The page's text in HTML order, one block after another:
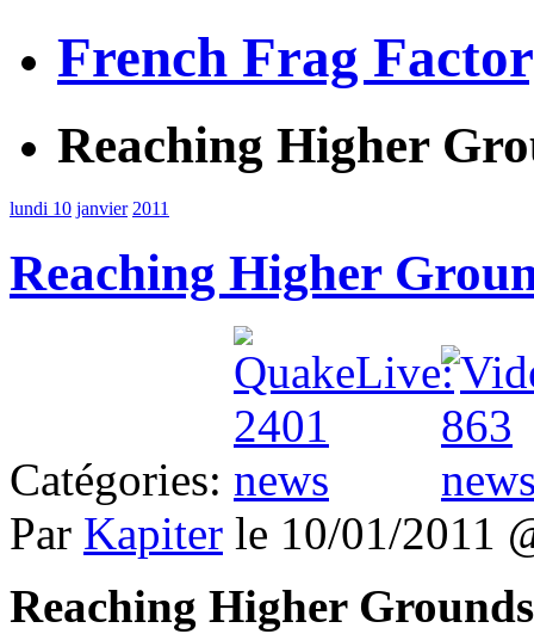
French Frag
Reaching Higher
lundi 10 janvier 2011
Reaching Higher
Catégories:
Par Kapiter le 10/01/2011
Reaching Higher Grounds